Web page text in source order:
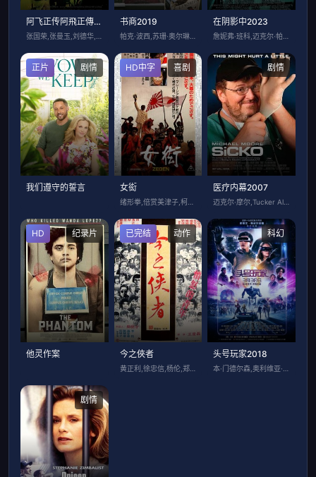
阿飞正传阿飛正傳国语 书商2019
帕克·波西,苏珊·奥尔琳,弗兰·勒博维茨
在阴影中2023
剧情
正片
我们遵守的誓言
喜剧
HD中字
女衒
绪形拳,倍赏美津子,柯俊雄,三木纪平,熊
剧情
医疗内幕2007
纪录片
HD
他灵作案
动作
已完结
今之俠者
黄正利,徐忠信,杨伦,郑康业,韩国材,白
科幻
头号玩家2018
剧情